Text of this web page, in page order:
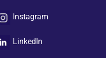
Instagram
LinkedIn